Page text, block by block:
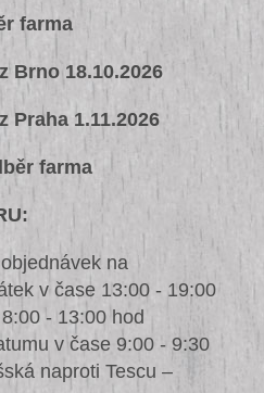
farma
Brno 18.10.2026
Praha 1.11.2026
farma
na
v čase 13:00 - 19:00
- 13:00 hod
v čase 9:00 - 9:30
naproti Tescu –